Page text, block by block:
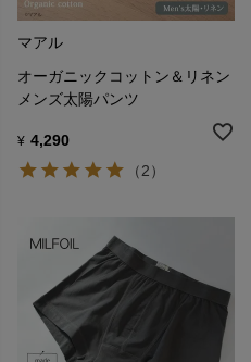
マアル
オーガニックコットン＆リネン
メンズ太陽パンツ
¥ 4,290
（2）